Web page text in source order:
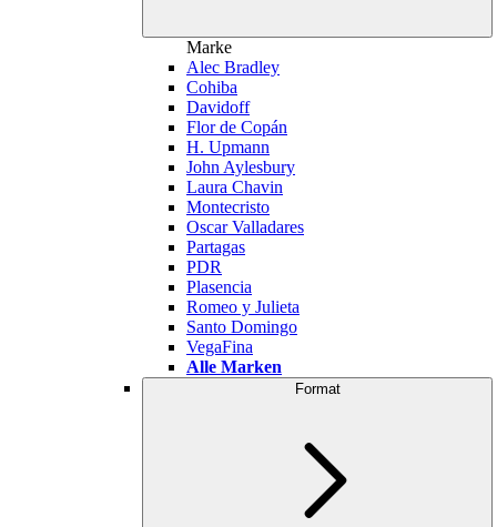
Marke
Alec Bradley
Cohiba
Davidoff
Flor de Copán
H. Upmann
John Aylesbury
Laura Chavin
Montecristo
Oscar Valladares
Partagas
PDR
Plasencia
Romeo y Julieta
Santo Domingo
VegaFina
Alle Marken
Format